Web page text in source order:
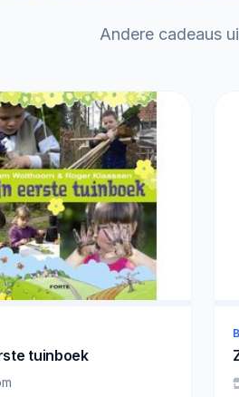
Andere cadeaus
tuinboek